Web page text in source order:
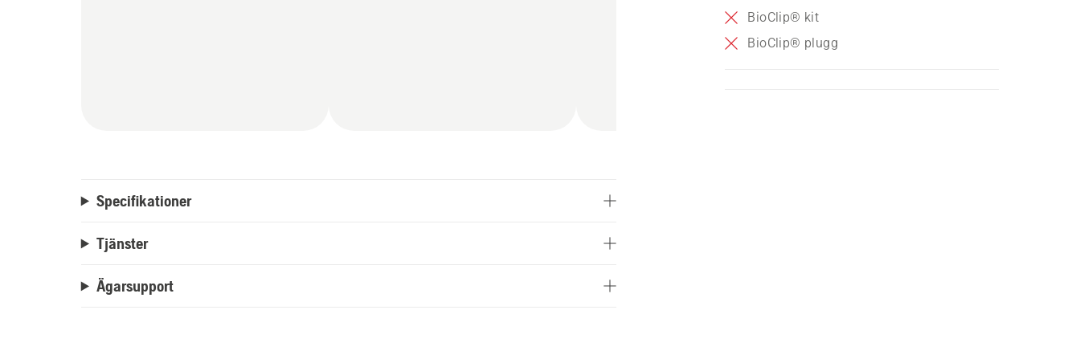
BioClip® kit
BioClip® plugg
Specifikationer
Tjänster
Ägarsupport